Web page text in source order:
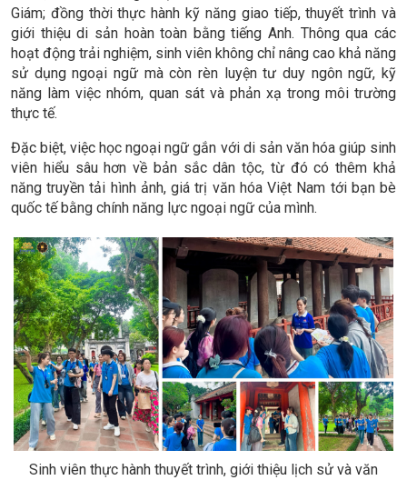
Giám; đồng thời thực hành kỹ năng giao tiếp, thuyết trình và
giới thiệu di sản hoàn toàn bằng tiếng Anh. Thông qua các
hoạt động trải nghiệm, sinh viên không chỉ nâng cao khả năng
sử dụng ngoại ngữ mà còn rèn luyện tư duy ngôn ngữ, kỹ
năng làm việc nhóm, quan sát và phản xạ trong môi trường
thực tế.
Đặc biệt, việc học ngoại ngữ gắn với di sản văn hóa giúp sinh
viên hiểu sâu hơn về bản sắc dân tộc, từ đó có thêm khả
năng truyền tải hình ảnh, giá trị văn hóa Việt Nam tới bạn bè
quốc tế bằng chính năng lực ngoại ngữ của mình.
Sinh viên thực hành thuyết trình, giới thiệu lịch sử và văn